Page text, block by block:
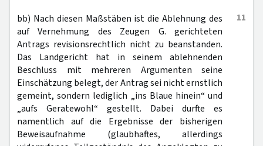
11
bb) Nach diesen Maßstäben ist die Ablehnung des
auf Vernehmung des Zeugen G. gerichteten
Antrags revisionsrechtlich nicht zu beanstanden.
Das Landgericht hat in seinem ablehnenden
Beschluss mit mehreren Argumenten seine
Einschätzung belegt, der Antrag sei nicht ernstlich
gemeint, sondern lediglich „ins Blaue hinein“ und
„aufs Geratewohl“ gestellt. Dabei durfte es
namentlich auf die Ergebnisse der bisherigen
Beweisaufnahme (glaubhaftes, allerdings